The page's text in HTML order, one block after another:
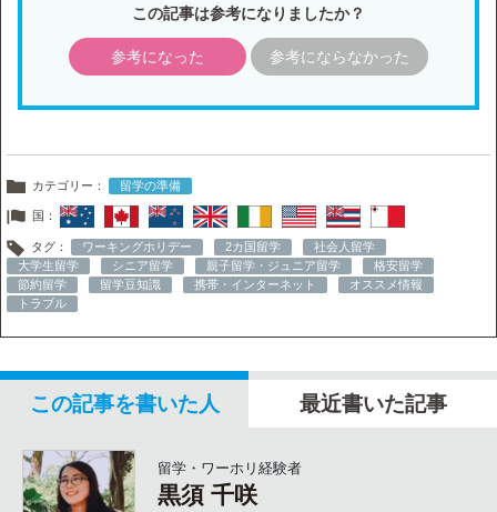
この記事は参考になりましたか？
参考になった 参考にならなかった
カテゴリー： 留学の準備
国：
タグ： ワーキングホリデー 2カ国留学
社会人留学
大学生留学
シニア留学 親子留学・ジュニア留学
格安留学
節約留学
留学豆知識 携帯・インターネット
オススメ情報
トラブル
この記事を書いた人 最近書いた記事
留学・ワーホリ経験者
黒須 千咲